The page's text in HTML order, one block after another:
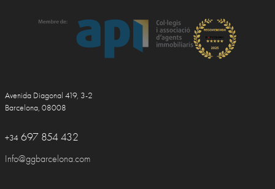
Avenida Diagonal 419, 3-2
Barcelona, 08008
+34 697 854 432
Info@ggbarcelona.com